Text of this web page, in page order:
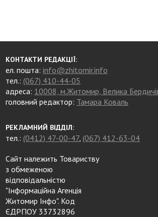
КОНТАКТИ РЕДАКЦІЇ:
ел. пошта:info@zhitomir.info
тел.: (067) 410-44-05
адреса: 10008, м.Житомир, Велика
головний редактор: Тамара Коваль
РЕКЛАМНИЙ ВІДДІЛ:
тел.: (0412) 47-00-47, (067) 412-63-04
Сайт належить Товариству
з обмеженою
відповідальністю
"Інформаційна Агенція
Житомир Інфо". Код
ЄДРПОУ 33732896